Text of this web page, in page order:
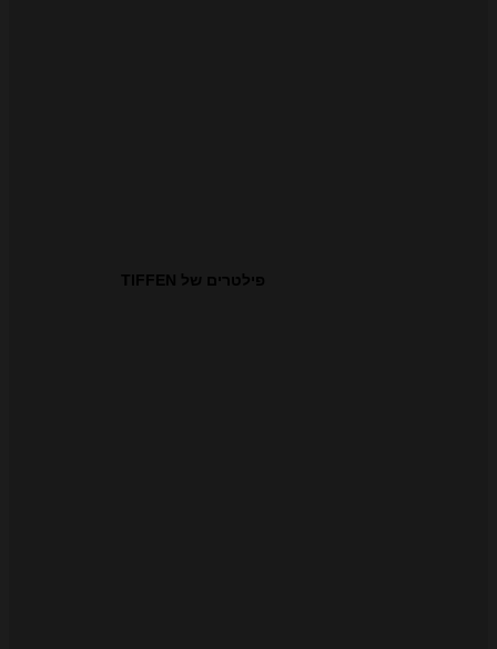
פילטרים של TIFFEN